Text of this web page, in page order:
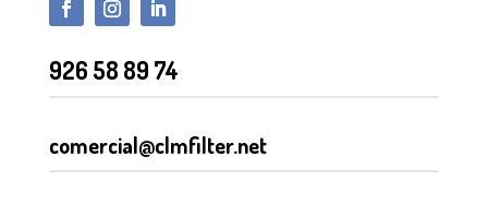
926 58 89 74
comercial@clmfilter.net